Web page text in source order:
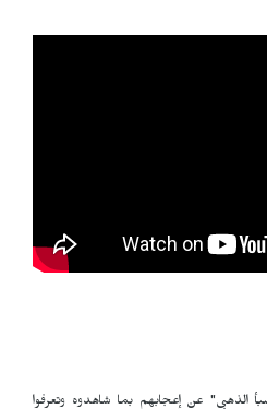
الذهبي" عن إعجابهم بما شاهدوه وتعرفوا